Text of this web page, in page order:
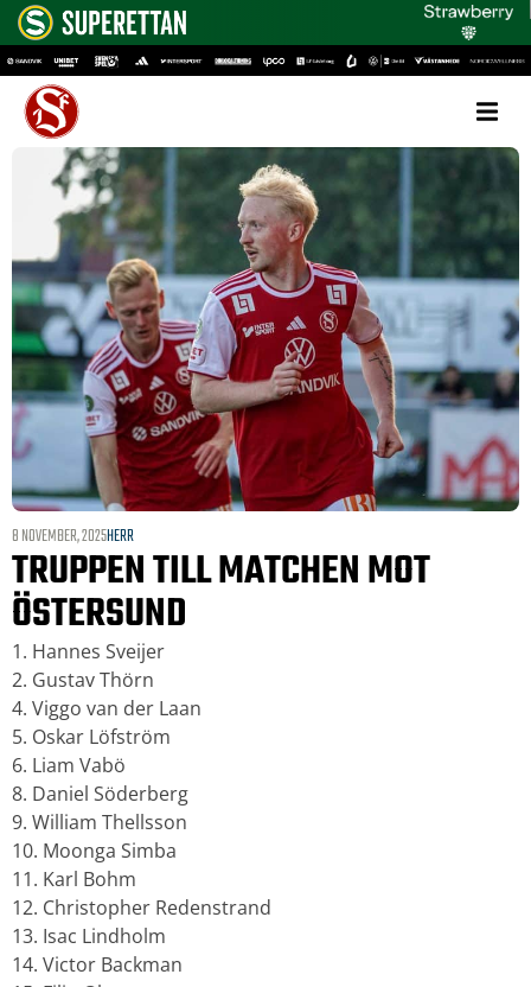
8 NOVEMBER, 2025HERR
TRUPPEN TILL MATCHEN MOT
ÖSTERSUND
1. Hannes Sveijer
2. Gustav Thörn
4. Viggo van der Laan
5. Oskar Löfström
6. Liam Vabö
8. Daniel Söderberg
9. William Thellsson
10. Moonga Simba
11. Karl Bohm
12. Christopher Redenstrand
13. Isac Lindholm
14. Victor Backman